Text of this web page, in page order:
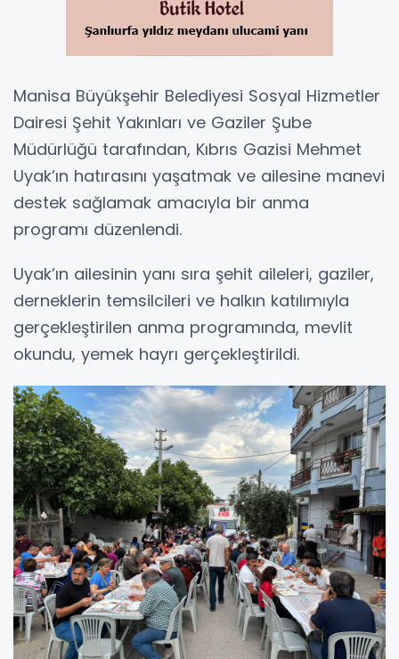
Manisa Büyükşehir Belediyesi Sosyal Hizmetler
Dairesi Şehit Yakınları ve Gaziler Şube
Müdürlüğü tarafından, Kıbrıs Gazisi Mehmet
Uyak’ın hatırasını yaşatmak ve ailesine manevi
destek sağlamak amacıyla bir anma
programı düzenlendi.
Uyak’ın ailesinin yanı sıra şehit aileleri, gaziler,
derneklerin temsilcileri ve halkın katılımıyla
gerçekleştirilen anma programında, mevlit
okundu, yemek hayrı gerçekleştirildi.